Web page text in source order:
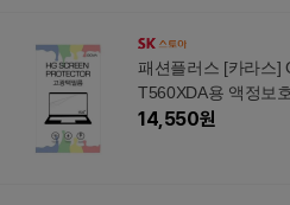
패션플러스 [카라스]
T560XDA용 액정보
14,550원